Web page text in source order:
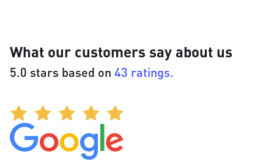
What our customers say about us
5.0 stars based on 43 ratings.